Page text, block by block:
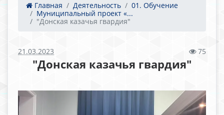
Главная Деятельность
01. Обучение
Муниципальный проект «...
"Донская казачья гвардия"
21.03.2023 75
"Донская казачья гвардия"